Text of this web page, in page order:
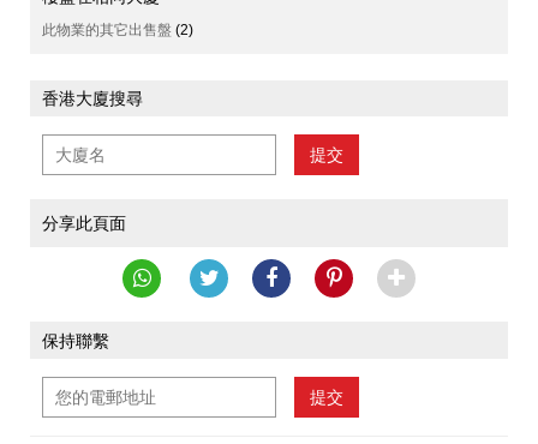
此物業的其它出售盤 (2)
香港大廈搜尋
提交
分享此頁面
保持聯繫
提交